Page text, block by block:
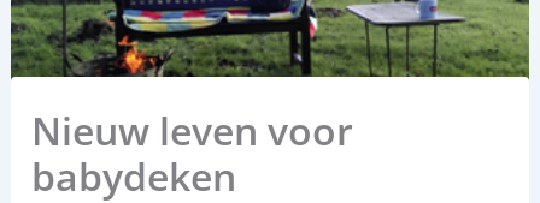
Nieuw leven voor
babydeken